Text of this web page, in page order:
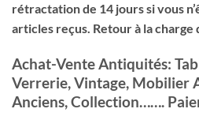
rétractation de 14 jours si vous
articles reçus. Retour à la charge
Achat-Vente Antiquités:
Verrerie, Vintage, Mobilier
Anciens, Collection…….